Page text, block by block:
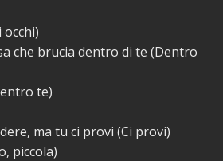
che brucia dentro di te (Dentro
te)
ma tu ci provi (Ci provi)
piccola)